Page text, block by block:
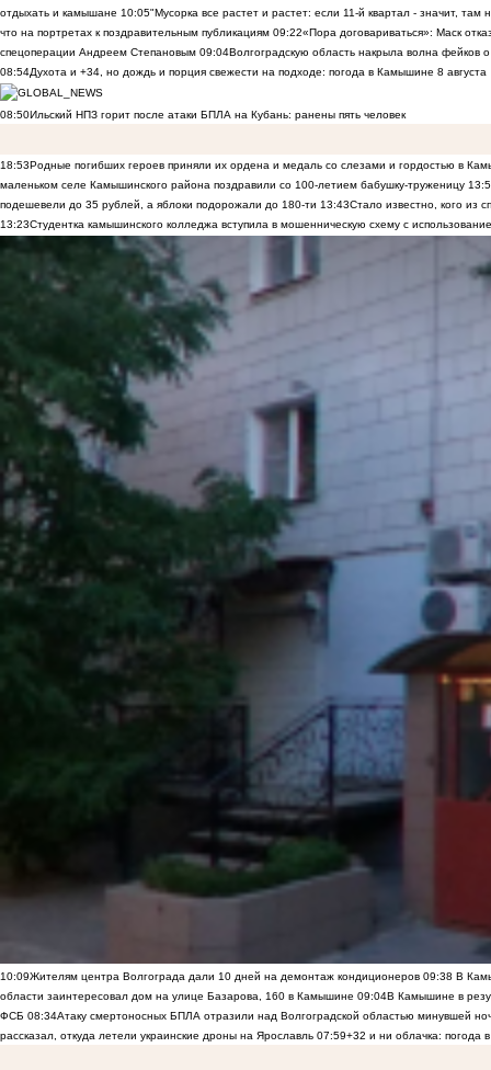
отдыхать и камышане 10:05"Мусорка все растет и растет: если 11-й квартал - значит,
что на портретах к поздравительным публикациям 09:22«Пора договариваться»: Маск
спецоперации Андреем Степановым 09:04Волгоградскую область накрыла волна фейков
08:54Духота и +34, но дождь и порция свежести на подходе: погода в Камышине 8 августа
08:50Ильский НПЗ горит после атаки БПЛА на Кубань: ранены пять человек
18:53Родные погибших героев приняли их ордена и медаль со слезами и гордостью в
маленьком селе Камышинского района поздравили со 100-летием бабушку-труженицу
подешевели до 35 рублей, а яблоки подорожали до 180-ти 13:43Стало известно, кого из
13:23Студентка камышинского колледжа вступила в мошенническую схему с
10:09Жителям центра Волгограда дали 10 дней на демонтаж кондиционеров 09:38 В
области заинтересовал дом на улице Базарова, 160 в Камышине 09:04В Камышине в
ФСБ 08:34Атаку смертоносных БПЛА отразили над Волгоградской областью минувшей
рассказал, откуда летели украинские дроны на Ярославль 07:59+32 и ни облачка: погода